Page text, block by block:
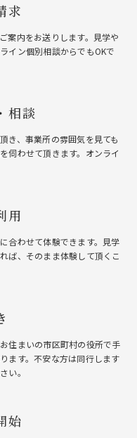
求
案内をお送りします。⾒学や
イン個別相談からでもOKで
相談
き、事業所の雰囲気を⾒ても
伺わせて頂きます。オンライ
⽤
合わせて体験できます。⾒学
ば、そのまま体験して頂くこ
住まいの市区町村の役所で⼿
ます。不安な⽅は同⾏します
い。
始